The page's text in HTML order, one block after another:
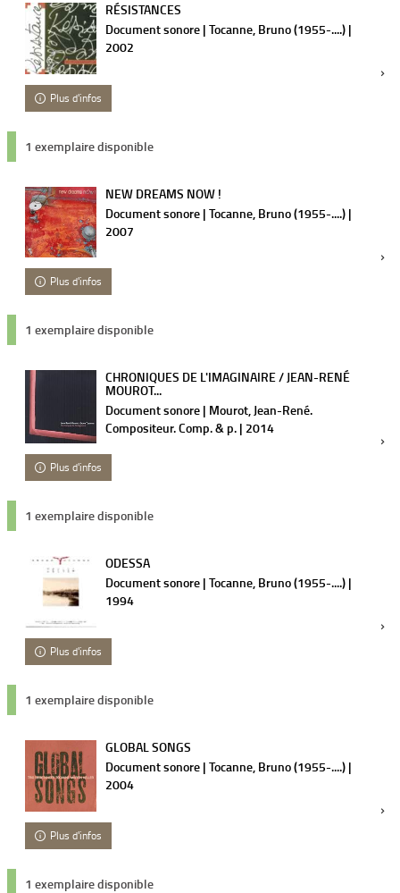
RÉSISTANCES
Document sonore | Tocanne, Bruno (1955-....) |
2002
Plus d'infos
1 exemplaire disponible
NEW DREAMS NOW !
Document sonore | Tocanne, Bruno (1955-....) |
2007
Plus d'infos
1 exemplaire disponible
CHRONIQUES DE L'IMAGINAIRE / JEAN-RENÉ
MOUROT...
Document sonore | Mourot, Jean-René.
Compositeur. Comp. & p. | 2014
Plus d'infos
1 exemplaire disponible
ODESSA
Document sonore | Tocanne, Bruno (1955-....) |
1994
Plus d'infos
1 exemplaire disponible
GLOBAL SONGS
Document sonore | Tocanne, Bruno (1955-....) |
2004
Plus d'infos
1 exemplaire disponible